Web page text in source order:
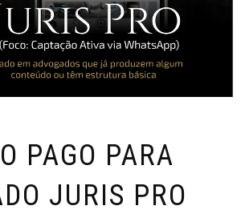
PAGO PARA
JURIS PRO